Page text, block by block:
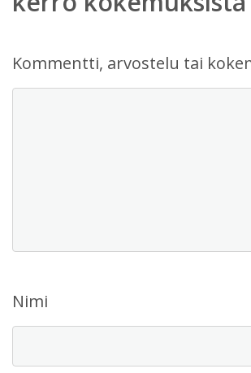
Kommentti, arvostelu tai
Nimi